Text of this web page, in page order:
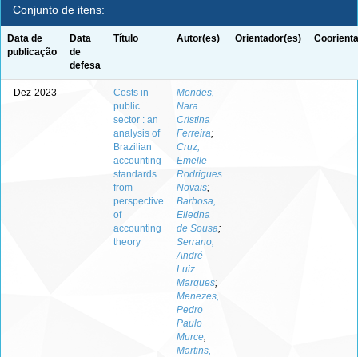
Conjunto de itens:
Data de
publicação
Data
de
defesa
Título Autor(es) Orientador(es)
Dez-2023 -
Costs in
public
sector : an
analysis of
Brazilian
accounting
standards
from
perspective
of
accounting
theory
Mendes,
Nara
Cristina
Ferreira;
Cruz,
Emelle
Rodrigues
Novais;
Barbosa,
Eliedna
de Sousa;
Serrano,
André
Luiz
Marques;
Menezes,
Pedro
Paulo
Murce;
Martins,
- -